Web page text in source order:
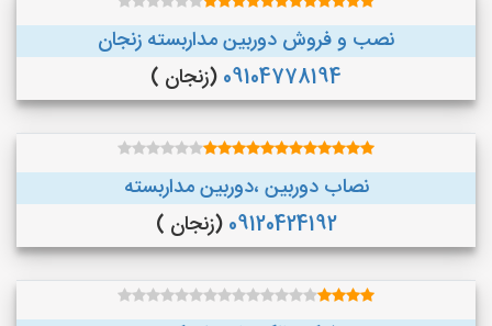
نصب و فروش دوربین مداربسته زنجان
09104778194 (زنجان )
نصاب دوربین ،دوربین مداربسته
09120424192 (زنجان )